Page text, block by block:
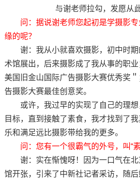
与谢老师拉勾，发愿从
问：据说谢老师您起初是学摄影
缘的呢？
谢：我从小就喜欢摄影，初中时
术馆展出，后来摄影成了我从事的职业
美国旧金山国际广告摄影大赛优秀奖
告摄影大赛最佳创意奖。
或许，我过早的实现了自己的理
目标，直到接触了素食，我才找到了
乐和满足远比摄影带给我的更多。
问：您有一个很霸气的外号，叫“
谢：实在惭愧呀！因为一口气在
馆开张，引来了中新社记者采访，随